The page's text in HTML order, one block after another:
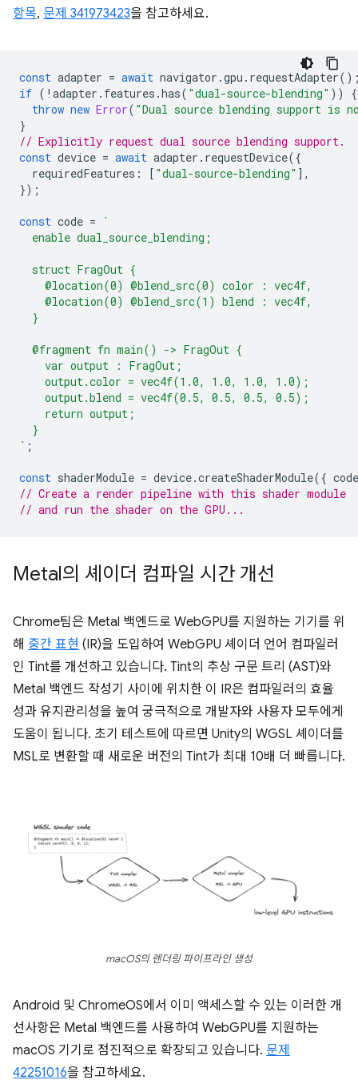
항목, 문제 341973423을 참고하세요.
const adapter = await navigator .gpu . requestAdapter
if ( ! adapter . features .has( "dual-source-blending" ))
{
throw new Error( "Dual source blending support is
}
// Explicitly request dual source blending support.
const device = await adapter . requestDevice({
requiredFeatures : [ "dual-source-blending" ],
});
const code =
`
  enable dual_source_blending;
  struct FragOut {
    @location(0) @blend_src(0) color : vec4f,
    @location(0) @blend_src(1) blend : vec4f,
  }
  @fragment fn main() -> FragOut {
    var output : FragOut;
    output.color = vec4f(1.0, 1.0, 1.0, 1.0);
    output.blend = vec4f(0.5, 0.5, 0.5, 0.5);
    return output;
  }
` ;
const shaderModule = device.createShaderModule({ code
// Create a render pipeline with this shader module
// and run the shader on the GPU...
Metal의 셰이더 컴파일 시간 개선
Chrome팀은 Metal 백엔드로 WebGPU를 지원하는 기기를 위
해 중간 표현 (IR)을 도입하여 WebGPU 셰이더 언어 컴파일러
인 Tint를 개선하고 있습니다. Tint의 추상 구문 트리 (AST)와
Metal 백엔드 작성기 사이에 위치한 이 IR은 컴파일러의 효율
성과 유지관리성을 높여 궁극적으로 개발자와 사용자 모두에게
도움이 됩니다. 초기 테스트에 따르면 Unity의 WGSL 셰이더를
MSL로 변환할 때 새로운 버전의 Tint가 최대 10배 더 빠릅니다.
macOS의 렌더링 파이프라인 생성
Android 및 ChromeOS에서 이미 액세스할 수 있는 이러한 개
선사항은 Metal 백엔드를 사용하여 WebGPU를 지원하는
macOS 기기로 점진적으로 확장되고 있습니다. 문제
42251016을 참고하세요.